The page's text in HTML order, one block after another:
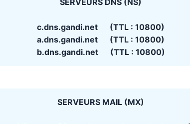
SERVEURS DNS (NS)
c.dns.gandi.net (TTL : 10800)
a.dns.gandi.net (TTL : 10800)
b.dns.gandi.net (TTL : 10800)
SERVEURS MAIL (MX)